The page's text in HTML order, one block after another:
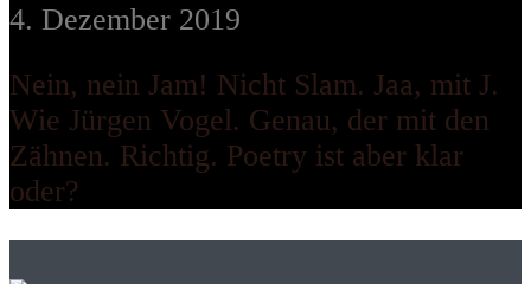
4. Dezember 2019
Nein, nein Jam! Nicht Slam. Jaa, mit J.
Wie Jürgen Vogel. Genau, der mit den
Zähnen. Richtig. Poetry ist aber klar
oder?